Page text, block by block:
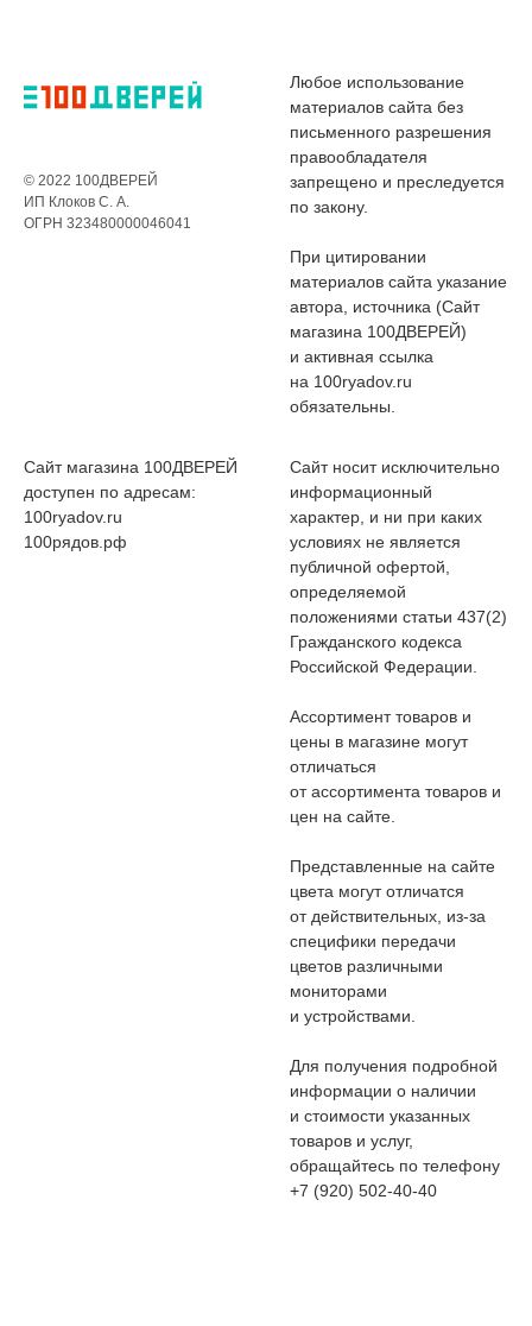
© 2022 100ДВЕРЕЙ
ИП Клоков С. А.
ОГРН 323480000046041
Любое использование
материалов сайта без
письменного разрешения
правообладателя
запрещено и преследуется
по закону.
При цитировании
материалов сайта указание
автора, источника (Сайт
магазина 100ДВЕРЕЙ)
и активная ссылка
на 100ryadov.ru
обязательны.
Сайт магазина 100ДВЕРЕЙ
доступен по адресам:
100ryadov.ru
100рядов.рф
Сайт носит исключительно
информационный
характер, и ни при каких
условиях не является
публичной офертой,
определяемой
положениями статьи 437(2)
Гражданского кодекса
Российской Федерации.
Ассортимент товаров и
цены в магазине могут
отличаться
от ассортимента товаров и
цен на сайте.
Представленные на сайте
цвета могут отличатся
от действительных, из-за
специфики передачи
цветов различными
мониторами
и устройствами.
Для получения подробной
информации о наличии
и стоимости указанных
товаров и услуг,
обращайтесь по телефону
+7 (920) 502-40-40